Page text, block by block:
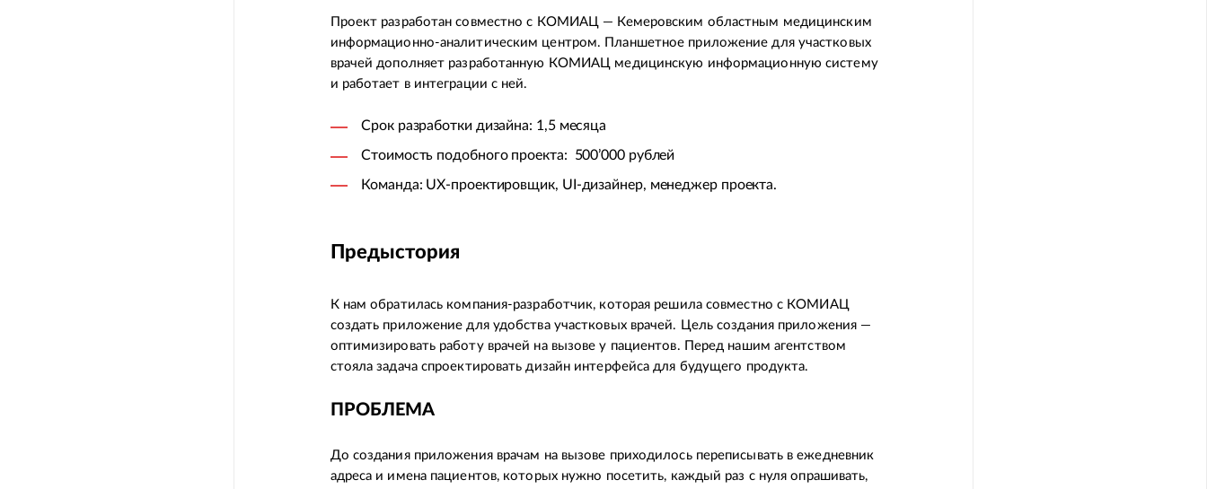
Проект разработан совместно с КОМИАЦ — Кемеровским областным медицинским
информационно-аналитическим центром. Планшетное приложение для участковых
врачей дополняет разработанную КОМИАЦ медицинскую информационную систему
и работает в интеграции с ней.
Срок разработки дизайна: 1,5 месяца
Стоимость подобного проекта: 500’000 рублей
Команда: UX-проектировщик, UI-дизайнер, менеджер проекта.
Предыстория
К нам обратилась компания-разработчик, которая решила совместно с КОМИАЦ
создать приложение для удобства участковых врачей. Цель создания приложения —
оптимизировать работу врачей на вызове у пациентов. Перед нашим агентством
стояла задача спроектировать дизайн интерфейса для будущего продукта.
ПРОБЛЕМА
До создания приложения врачам на вызове приходилось переписывать в ежедневник
адреса и имена пациентов, которых нужно посетить, каждый раз с нуля опрашивать,